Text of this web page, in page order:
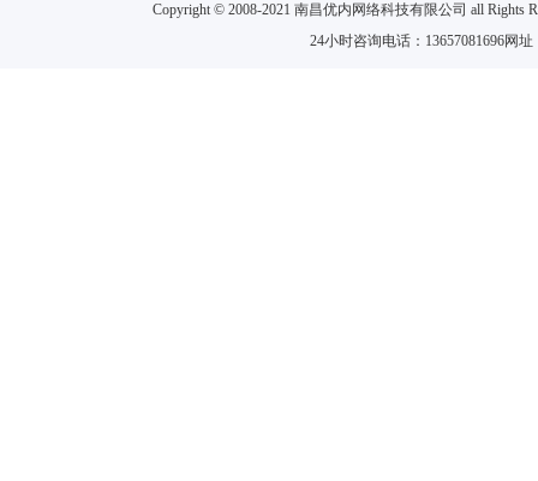
Copyright © 2008-2021 南昌优内网络科技有限公司 all
24小时咨询电话：13657081696网